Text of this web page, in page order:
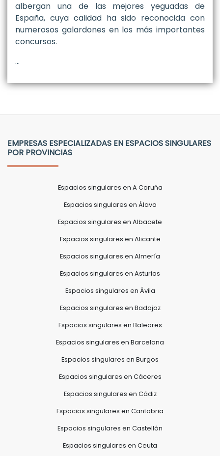
albergan una de las mejores yeguadas de
España, cuya calidad ha sido reconocida con
numerosos galardones en los más importantes
concursos.
…
EMPRESAS ESPECIALIZADAS EN ESPACIOS SINGULARES
POR PROVINCIAS
Espacios singulares en A Coruña
Espacios singulares en Álava
Espacios singulares en Albacete
Espacios singulares en Alicante
Espacios singulares en Almería
Espacios singulares en Asturias
Espacios singulares en Ávila
Espacios singulares en Badajoz
Espacios singulares en Baleares
Espacios singulares en Barcelona
Espacios singulares en Burgos
Espacios singulares en Cáceres
Espacios singulares en Cádiz
Espacios singulares en Cantabria
Espacios singulares en Castellón
Espacios singulares en Ceuta